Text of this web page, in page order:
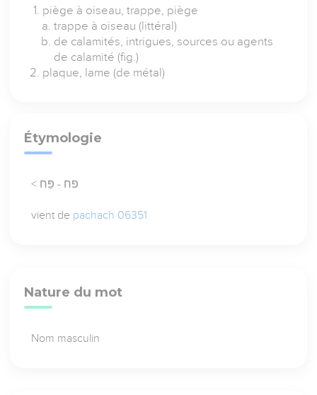
piège à oiseau, trappe, piège
trappe à oiseau (littéral)
de calamités, intrigues, sources ou agents
de calamité (fig.)
plaque, lame (de métal)
Étymologie
< פח - פַּח
vient de pachach 06351
Nature du mot
Nom masculin